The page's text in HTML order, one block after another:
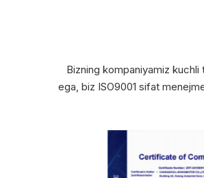
Bizning kompaniyamiz
ega, biz ISO9001 sifat